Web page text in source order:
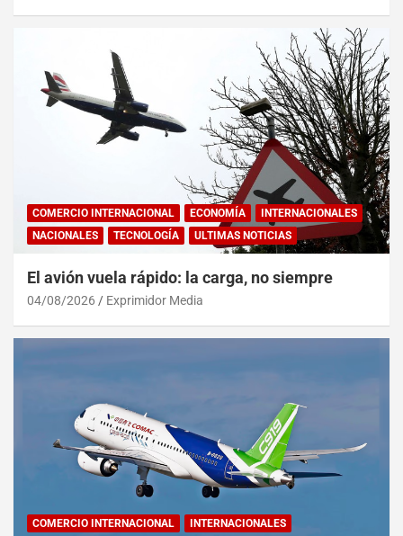
COMERCIO INTERNACIONAL ECONOMÍA
INTERNACIONALES
NACIONALES
TECNOLOGÍA ULTIMAS NOTICIAS
El avión vuela rápido: la carga, no siempre
04/08/2026 Exprimidor Media
COMERCIO INTERNACIONAL
INTERNACIONALES